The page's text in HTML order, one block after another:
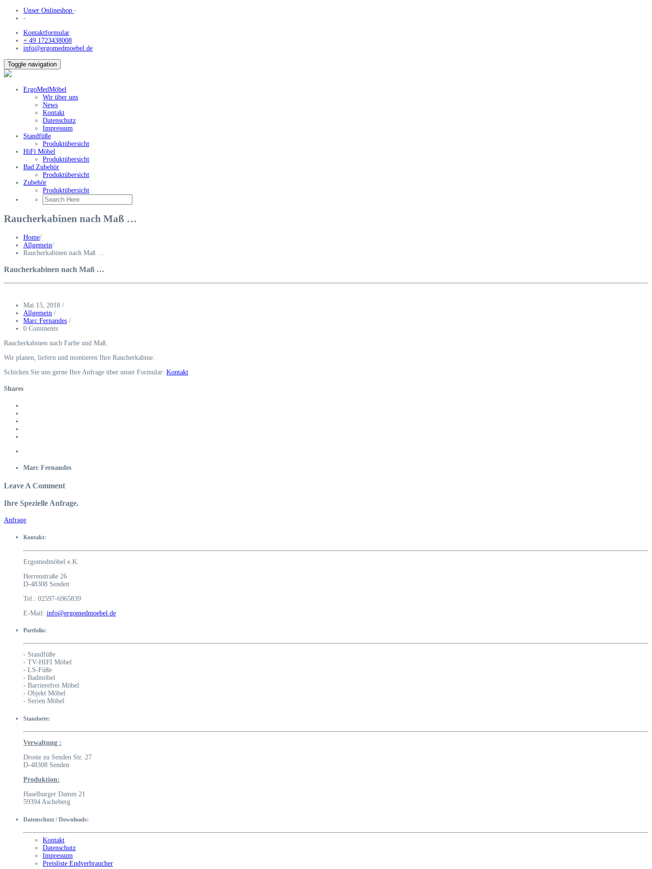
Unser Onlineshop -
-
Kontaktformular
+ 49 1723438008
info@ergomedmoebel.de
Toggle navigation
ErgoMedMöbel
Wir über uns
News
Kontakt
Datenschutz
Impressum
Standfüße
Produktübersicht
HiFi Möbel
Produktübersicht
Bad Zubehör
Produktübersicht
Zubehör
Produktübersicht
Raucherkabinen nach Maß …
Home/
Allgemein/
Raucherkabinen nach Maß …
Raucherkabinen nach Maß …
Mai 15, 2018 /
Allgemein /
Marc Fernandes /
0 Comments
Raucherkabinen nach Farbe und Maß.
Wir planen, liefern und montieren Ihre Raucherkabine.
Schicken Sie uns gerne Ihre Anfrage über unser Formular: Kontakt
Shares
Marc Fernandes
Leave A Comment
Ihre Spezielle Anfrage.
Anfrage
Kontakt:
Ergomedmöbel e.K.
Herrenstraße 26
D-48308 Senden
Tel.: 02597-6965839
E-Mail: info@ergomedmoebel.de
Portfolio:
- Standfüße
- TV-HIFI Möbel
- LS-Füße
- Badmöbel
- Barrierefrei Möbel
- Objekt Möbel
- Serien Möbel
Standorte:
Verwaltung :
Droste zu Senden Str. 27
D-48308 Senden
Produktion:
Haselburger Damm 21
59394 Ascheberg
Datenschutz / Downloads:
Kontakt
Datenschutz
Impressum
Preisliste Endverbraucher